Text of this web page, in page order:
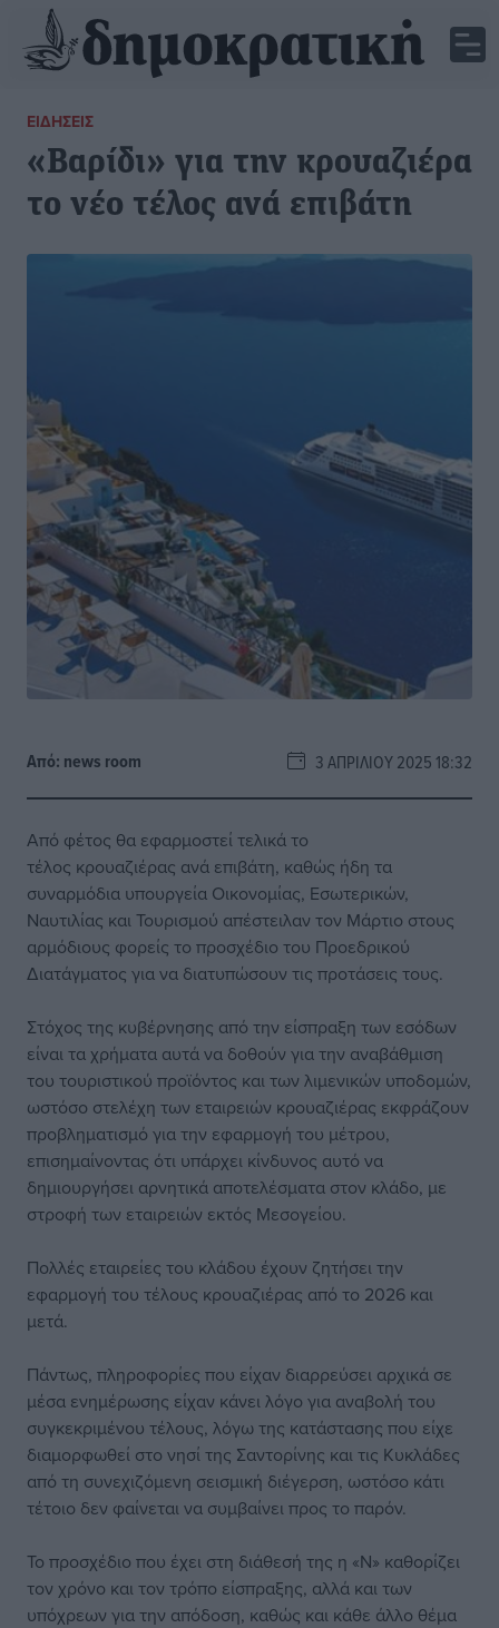
ΕΙΔΉΣΕΙΣ
«Βαρίδι» για την κρουαζιέρα
το νέο τέλος ανά επιβάτη
Από: news room 3 ΑΠΡΙΛΊΟΥ 2025 18:32
Από φέτος θα εφαρμοστεί τελικά το
τέλος κρουαζιέρας ανά επιβάτη, καθώς ήδη τα
συναρμόδια υπουργεία Οικονομίας, Εσωτερικών,
Ναυτιλίας και Τουρισμού απέστειλαν τον Μάρτιο στους
αρμόδιους φορείς το προσχέδιο του Προεδρικού
Διατάγματος για να διατυπώσουν τις προτάσεις τους.
Στόχος της κυβέρνησης από την είσπραξη των εσόδων
είναι τα χρήματα αυτά να δοθούν για την αναβάθμιση
του τουριστικού προϊόντος και των λιμενικών υποδομών,
ωστόσο στελέχη των εταιρειών κρουαζιέρας εκφράζουν
προβληματισμό για την εφαρμογή του μέτρου,
επισημαίνοντας ότι υπάρχει κίνδυνος αυτό να
δημιουργήσει αρνητικά αποτελέσματα στον κλάδο, με
στροφή των εταιρειών εκτός Μεσογείου.
Πολλές εταιρείες του κλάδου έχουν ζητήσει την
εφαρμογή του τέλους κρουαζιέρας από το 2026 και
μετά.
Πάντως, πληροφορίες που είχαν διαρρεύσει αρχικά σε
μέσα ενημέρωσης είχαν κάνει λόγο για αναβολή του
συγκεκριμένου τέλους, λόγω της κατάστασης που είχε
διαμορφωθεί στο νησί της Σαντορίνης και τις Κυκλάδες
από τη συνεχιζόμενη σεισμική διέγερση, ωστόσο κάτι
τέτοιο δεν φαίνεται να συμβαίνει προς το παρόν.
Το προσχέδιο που έχει στη διάθεσή της η «Ν» καθορίζει
τον χρόνο και τον τρόπο είσπραξης, αλλά και των
υπόχρεων για την απόδοση, καθώς και κάθε άλλο θέμα